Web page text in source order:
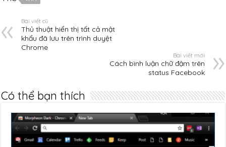
Bài viết cũ
Thủ thuật hiển thị tất cả mật
khẩu đã lưu trên trình duyệt
Chrome
Bài viết mới
Cách bình luận chữ đậm trên
status Facebook
Có thể bạn thích